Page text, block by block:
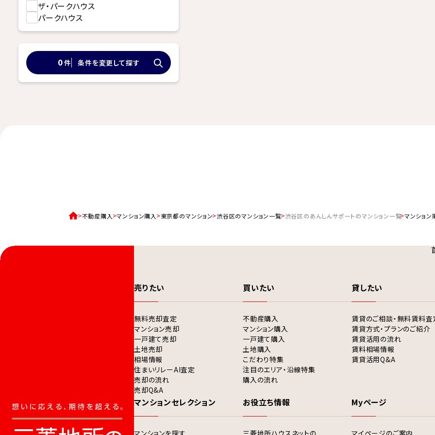
ザ・パークハウス
パークハウス
0 件 条件を変更して探す
不動産購入 マンション購入 東京都のマンション 渋谷区のマンション一覧 渋谷区のあんしんサポートのマンション一覧 マンション
売りたい
無料売却査定
マンション売却
一戸建て売却
土地売却
相場情報
住まいリレーAI査定
売却の流れ
売却Q&A
買いたい
不動産購入
マンション購入
一戸建て購入
土地購入
こだわり特集
注目のエリア・沿線特集
購入の流れ
貸したい
賃貸のご相談・無料賃料査
賃貸方式・プランのご紹介
賃貸活用の流れ
賃料相場情報
賃貸活用Q&A
マンションセレクション
マンションを探す
お役立ち情報
三菱地所ハウスネットの
Myページ
マイページのご案内